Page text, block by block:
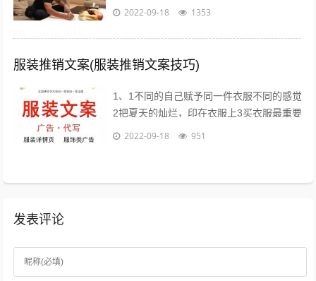
城老贼凌教头等业内大咖为您分享独到犀利
2022-09-18 1353
服装推销文案(服装推销文案技巧)
1、1不同的自己赋予同一件衣服不同的感觉
2把夏天的灿烂，印在衣服上3买衣服最重要
的目的，是放松我们自己4时间会折旧这件
2022-09-18 951
发表评论